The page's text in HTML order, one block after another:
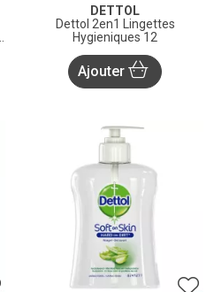
DETTOL
Dettol 2en1 Lingettes
Hygieniques 12
Ajouter